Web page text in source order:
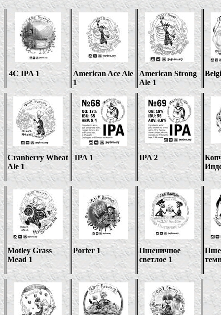
4C IPA 1
American Ace Ale
1
American Strong
Ale 1
Cranberry Wheat
Ale 1
IPA 1 IPA 2
Motley Grass
Mead 1
Porter 1
Пшеничное
светлое 1